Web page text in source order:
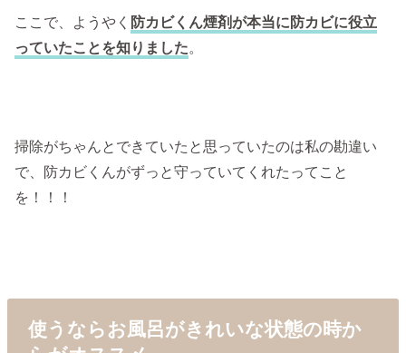
ここで、ようやく 防カビくん煙剤が本当に防カビに役立
っていたことを知りました。
掃除がちゃんとできていたと思っていたのは私の勘違い
で、防カビくんがずっと守っていてくれたってこと
を！！！
使うならお風呂がきれいな状態の時か